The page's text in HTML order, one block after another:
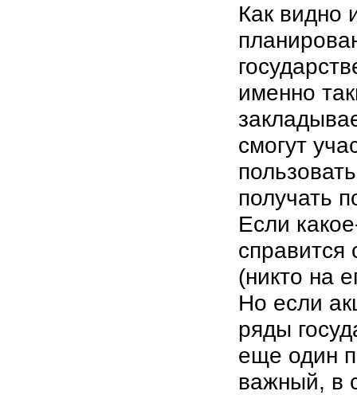
Как видно
именно
смогут
получать
Если
(никто на
Но если
ряды
еще один
важный, в